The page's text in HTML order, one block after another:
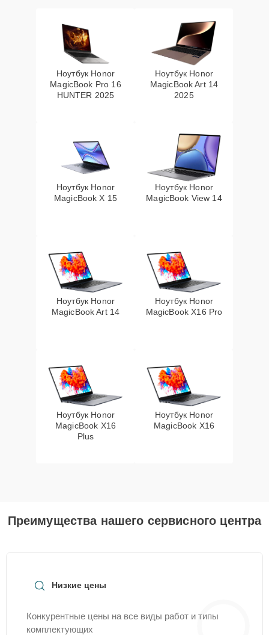
Ноутбук Honor
MagicBook Pro 16
HUNTER 2025
Ноутбук Honor
MagicBook Art 14
2025
Ноутбук Honor
MagicBook X 15
Ноутбук Honor
MagicBook View 14
Ноутбук Honor
MagicBook Art 14
Ноутбук Honor
MagicBook X16 Pro
Ноутбук Honor
MagicBook X16
Plus
Ноутбук Honor
MagicBook X16
Преимущества нашего сервисного центра
Низкие цены
Конкурентные цены на все виды работ и типы
комплектующих